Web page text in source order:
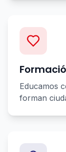
Educamos
forman